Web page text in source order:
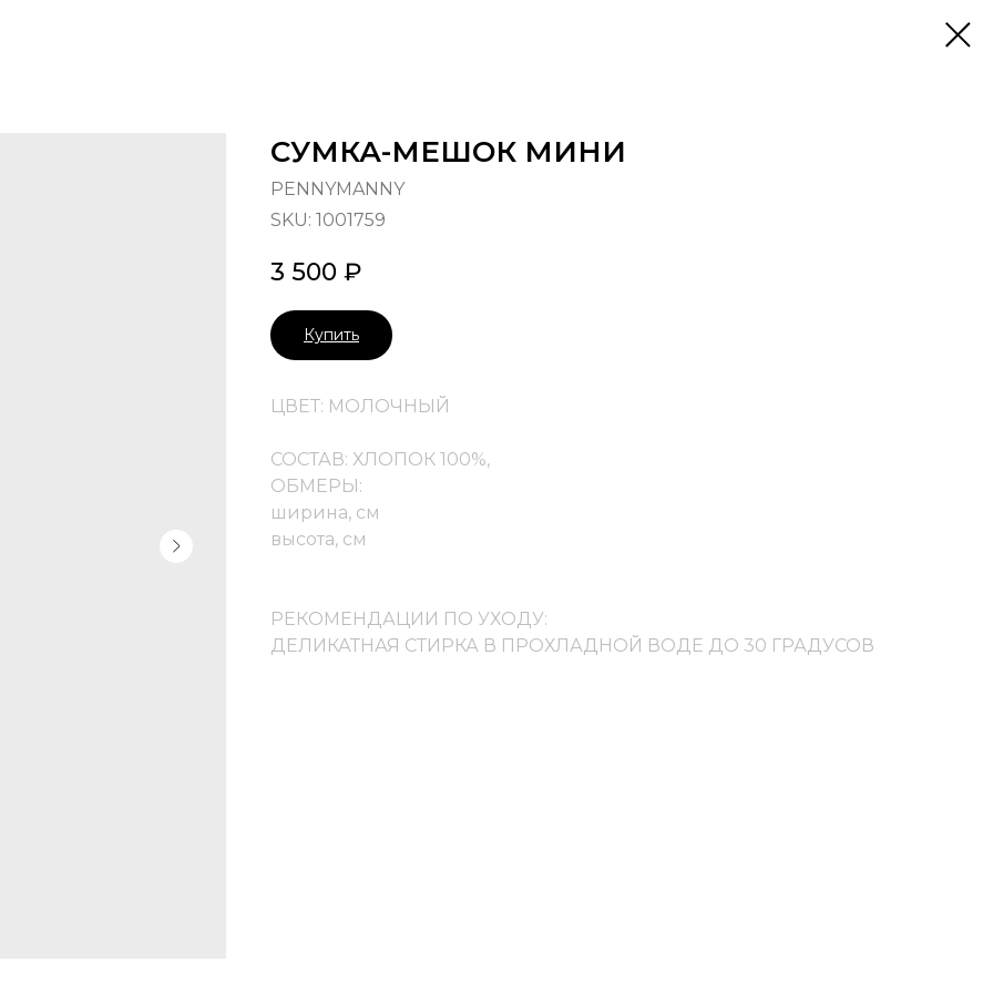
СУМКА-МЕШОК МИНИ
PENNYMANNY
SKU: 1001759
3 500 ₽
Купить
ЦВЕТ: МОЛОЧНЫЙ
СОСТАВ: ХЛОПОК 100%,
ОБМЕРЫ:
ширина, см
высота, см
РЕКОМЕНДАЦИИ ПО УХОДУ:
ДЕЛИКАТНАЯ СТИРКА В ПРОХЛАДНОЙ ВОДЕ ДО 30 ГРАДУСОВ